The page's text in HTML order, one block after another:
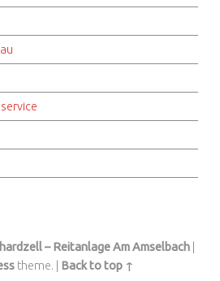
– Reitanlage Am Amselbach
theme. Back to top ↑